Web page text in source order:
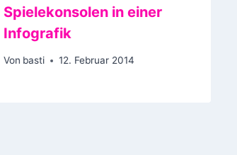
Spielekonsolen in einer
Infografik
Von basti 12. Februar 2014